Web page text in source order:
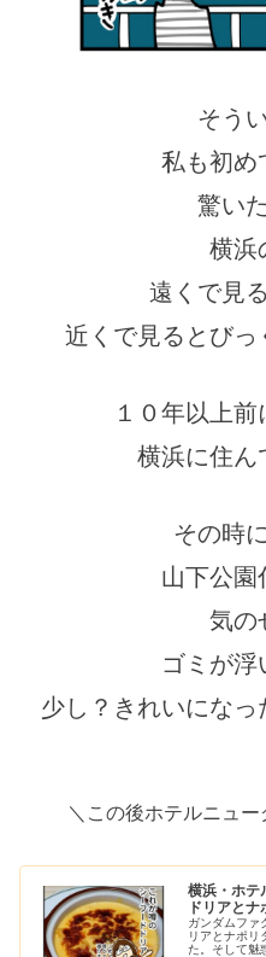
そう
私も初め
驚い
横浜
遠くで見
近くで見るとびっ
１０年以上前
横浜に住ん
その時
山下公園
気の
ゴミが浮
少し？きれいになっ
＼この後ホテルニュ
横浜・ホテ
ドリアとナ
ガンダムファ
リアとナポリ
た。そして魅